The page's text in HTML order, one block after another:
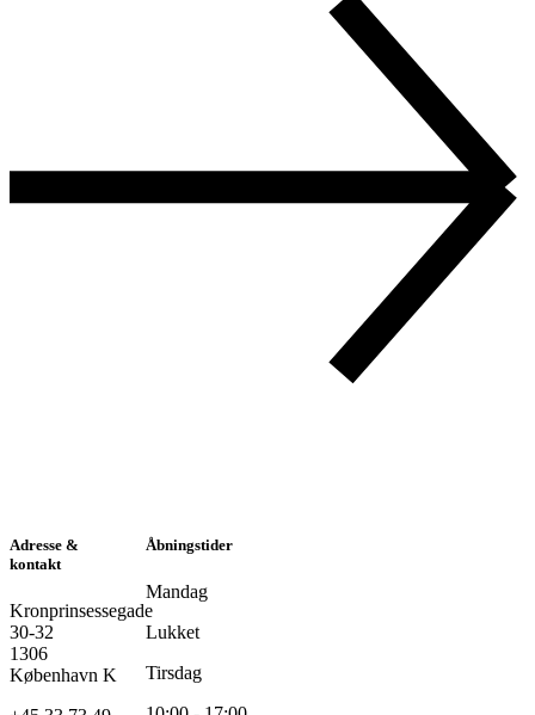
Adresse &
kontakt
Kronprinsessegade
30-32
1306
København K
Åbningstider
Mandag
Lukket
Tirsdag